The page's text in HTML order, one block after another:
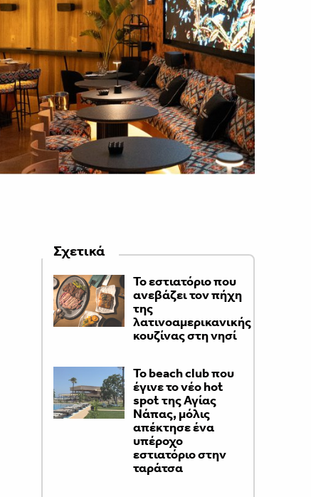
Σχετικά
Το εστιατόριο που
ανεβάζει τον πήχη
της
λατινοαμερικανικής
κουζίνας στη νησί
Το beach club που
έγινε το νέο hot
spot της Αγίας
Νάπας, μόλις
απέκτησε ένα
υπέροχο
εστιατόριο στην
ταράτσα